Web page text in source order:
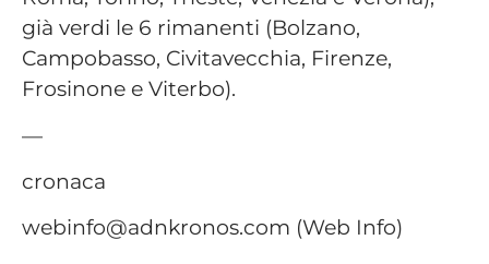
già verdi le 6 rimanenti (Bolzano,
Campobasso, Civitavecchia, Firenze,
Frosinone e Viterbo).
—
cronaca
webinfo@adnkronos.com (Web Info)